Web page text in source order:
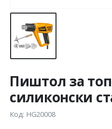
Пиштол за
силиконски
Код: HG20008